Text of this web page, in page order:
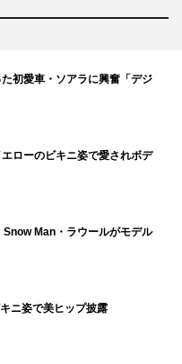
初愛車・ソアラに興奮「デジ
ローのビキニ姿で愛されボデ
Snow Man・ラウールがモデル
ニ姿で美ヒップ披露